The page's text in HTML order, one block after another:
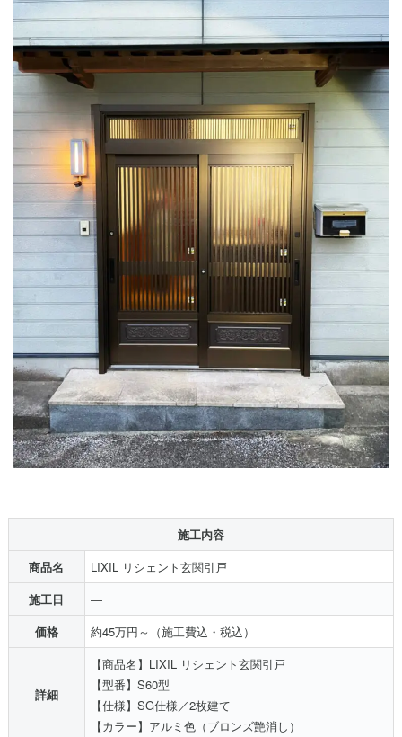
施工内容
商品名
LIXIL リシェント玄関引戸
施工日
―
価格
約45万円～（施工費込・税込）
詳細
【商品名】LIXIL リシェント玄関引戸
【型番】S60型
【仕様】SG仕様／2枚建て
【カラー】アルミ色（ブロンズ艶消し）